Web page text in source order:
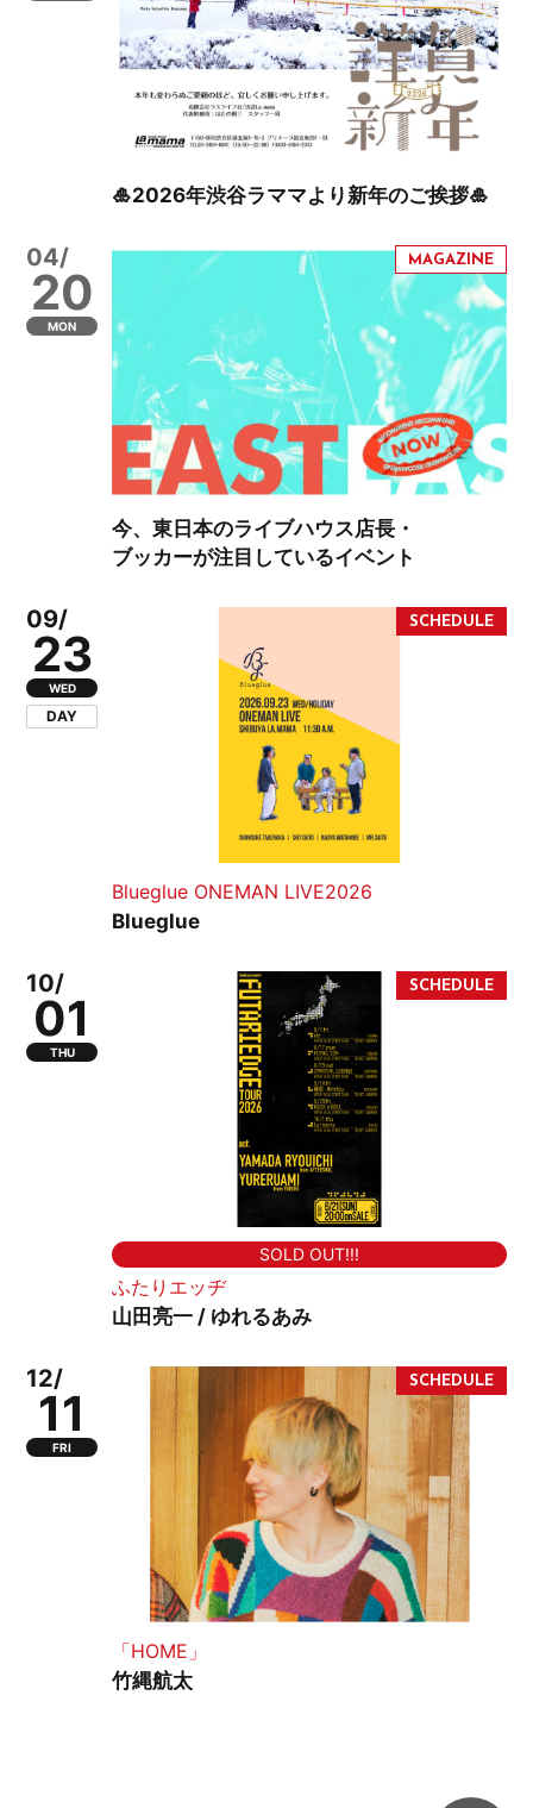
🎍2026年渋谷ラママより新年のご挨拶🎍
04/
20
MON
今、東日本のライブハウス店長・
ブッカーが注目しているイベント
09/
23
WED
DAY
Blueglue ONEMAN LIVE2026
Blueglue
10/
01
THU
SOLD OUT!!!
ふたりエッヂ
山田亮一 / ゆれるあみ
12/
11
FRI
「HOME」
竹縄航太